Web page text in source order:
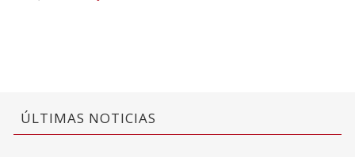
ÚLTIMAS NOTICIAS